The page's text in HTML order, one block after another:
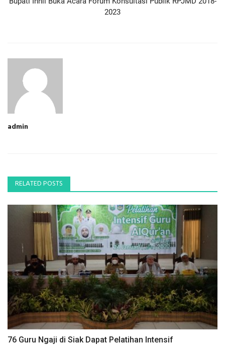
2023
admin
RELATED POSTS
76 Guru Ngaji di Siak Dapat Pelatihan Intensif